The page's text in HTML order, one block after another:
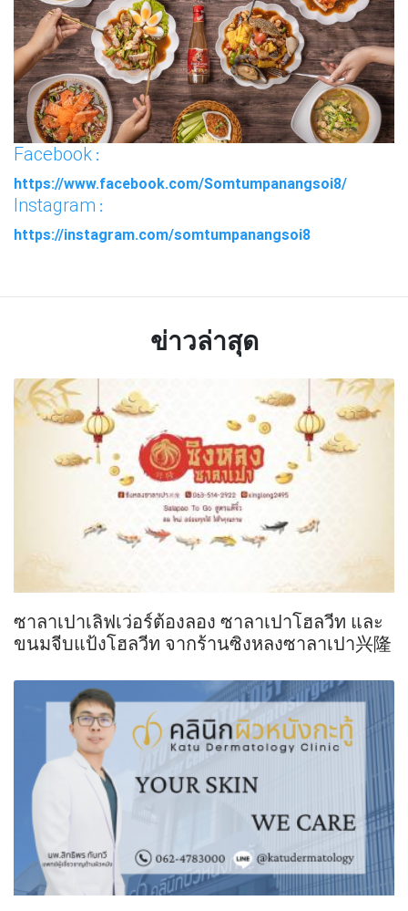
Facebook :
https://www.facebook.com/Somtumpanangsoi8/
Instagram :
https://instagram.com/somtumpanangsoi8
ข่าวล่าสุด
ซาลาเปาเลิฟเว่อร์ต้องลอง ซาลาเปาโฮลวีท และ
ขนมจีบแป้งโฮลวีท จากร้านซิงหลงซาลาเปา兴隆